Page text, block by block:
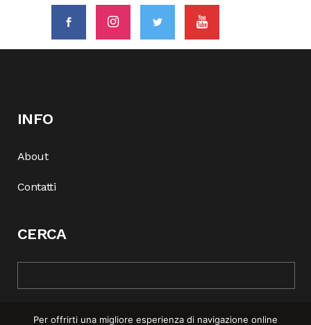
INFO
About
Contatti
CERCA
Per offrirti una migliore esperienza di navigazione online